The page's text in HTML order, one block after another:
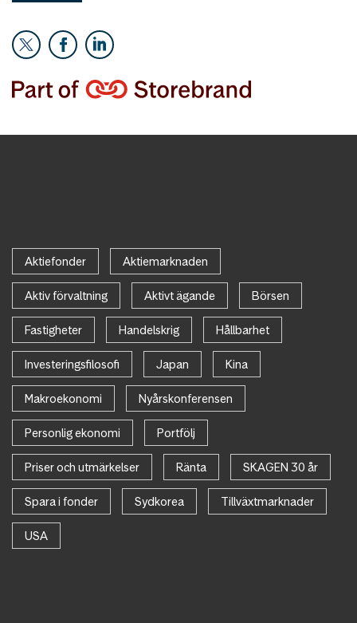
Aktiefonder Aktiemarknaden
Aktiv förvaltning Aktivt ägande Börsen
Fastigheter Handelskrig Hållbarhet
Investeringsfilosofi Japan Kina
Makroekonomi Nyårskonferensen
Personlig ekonomi Portfölj
Priser och utmärkelser Ränta SKAGEN 30 år
Spara i fonder Sydkorea Tillväxtmarknader
USA